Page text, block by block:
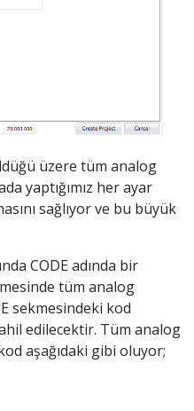
üzere tüm analog
yaptığımız her ayar
sağlıyor ve bu büyük
CODE adında bir
tüm analog
sekmesindeki kod
edilecektir. Tüm analog
aşağıdaki gibi oluyor;